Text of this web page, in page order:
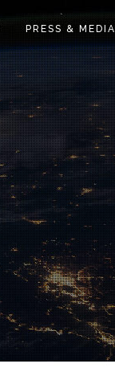
PRESS & MEDIA